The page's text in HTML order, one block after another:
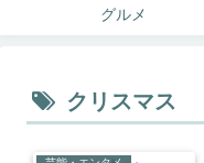
グルメ
クリスマス